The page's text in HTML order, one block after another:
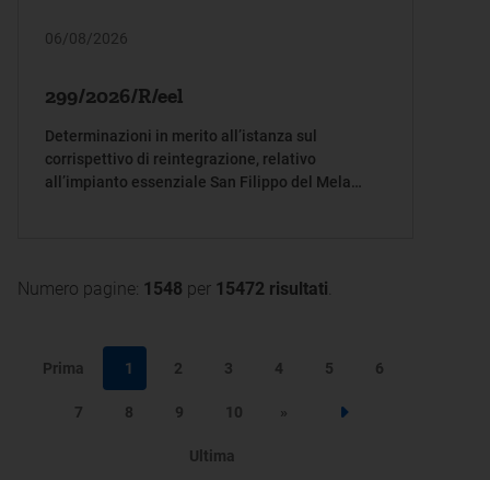
06/08/2026
299/2026/R/eel
Determinazioni in merito all’istanza sul
corrispettivo di reintegrazione, relativo
all’impianto essenziale San Filippo del Mela
Numero pagine: 1548 per 15472 risultati.
Prima 1 2 3 4 5 6
7 8 9 10 »
Step successivo
Ultima